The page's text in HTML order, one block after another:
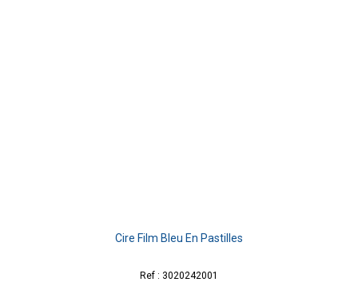
Cire Film Bleu En Pastilles
Ref : 3020242001